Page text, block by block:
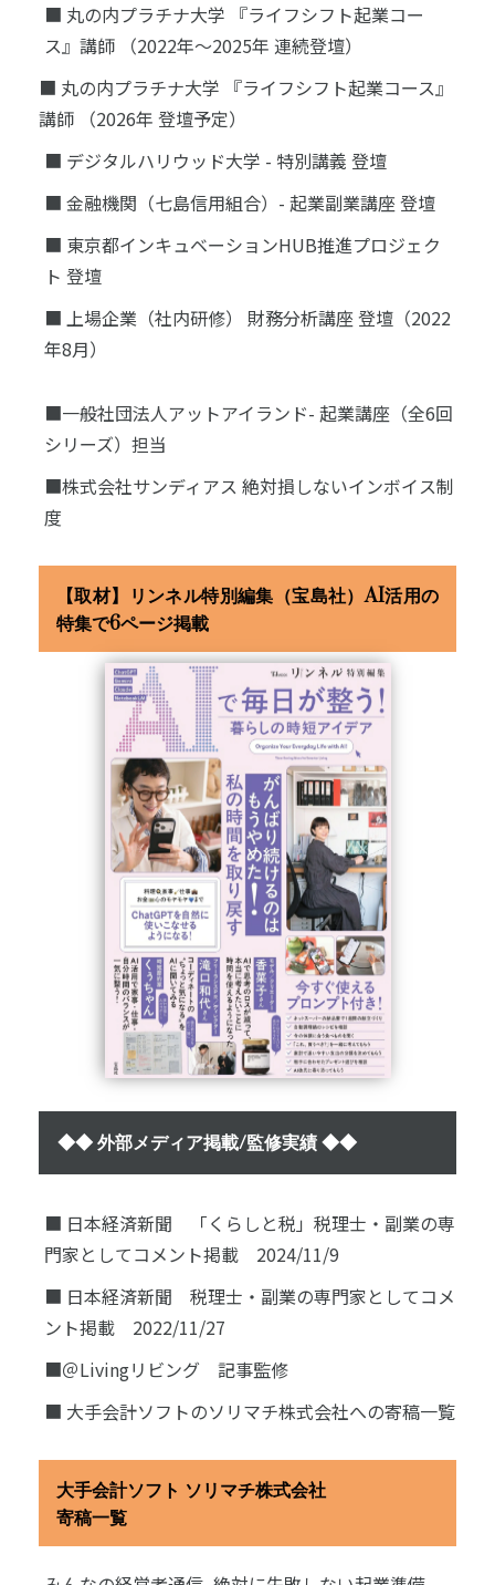
■ 丸の内プラチナ大学 『ライフシフト起業コー
ス』講師 （2022年〜2025年 連続登壇）
■ 丸の内プラチナ大学 『ライフシフト起業コース』
講師 （2026年 登壇予定）
■ デジタルハリウッド大学 - 特別講義 登壇
■ 金融機関（七島信用組合）- 起業副業講座 登壇
■ 東京都インキュベーションHUB推進プロジェク
ト 登壇
■ 上場企業（社内研修） 財務分析講座 登壇（2022
年8月）
■一般社団法人アットアイランド- 起業講座（全6回
シリーズ）担当
■株式会社サンディアス 絶対損しないインボイス制
度
【取材】リンネル特別編集（宝島社）AI活用の
特集で6ページ掲載
◆◆ 外部メディア掲載/監修実績 ◆◆
■ 日本経済新聞 「くらしと税」税理士・副業の専
門家としてコメント掲載 2024/11/9
■ 日本経済新聞 税理士・副業の専門家としてコメ
ント掲載 2022/11/27
■＠Livingリビング 記事監修
■ 大手会計ソフトのソリマチ株式会社への寄稿一覧
大手会計ソフト ソリマチ株式会社
寄稿一覧